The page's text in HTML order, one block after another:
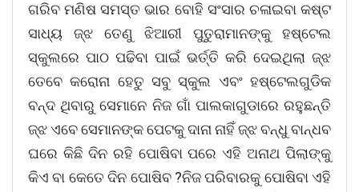
ଗରିବ ମଣିଷ ସମସ୍ତ ଭାର ବୋହି ସଂସାର ଚଳାଇବା କଷ୍ଟ
ସାଧ୍ୟ ଜ୍ଝ ତେଣୁ ଝିଆରୀ ପୁତୁରାମାନଙ୍କୁ ହଷ୍ଟେଲ
ସ୍କୁଲରେ ପାଠ ପଢିବା ପାଇଁ ଭର୍ତ୍ତି କରି ଦେଇଥିଲା ଜ୍ଝ
ତେବେ କରୋନା ହେତୁ ସବୁ ସ୍କୁଲ ଏବଂ ହଷ୍ଟେଲଗୁଡିକ
ବନ୍ଦ ଥିବାରୁ ସେମାନେ ନିଜ ଗାଁ ପାଲକାଗୁଡାରେ ରହୁଛନ୍ତି
ଜ୍ଝ ଏବେ ସେମାନଙ୍କ ପେଟକୁ ଦାନା ନାହିଁ ଜ୍ଝ ବନ୍ଧୁ ବାନ୍ଧବ
ଘରେ କିଛି ଦିନ ରହି ପୋଷିବା ପରେ ଏହି ଅନାଥ ପିଲାଙ୍କୁ
କିଏ ବା କେତେ ଦିନ ପୋଷିବ ?ନିଜ ପରିବାରକୁ ପୋଷିବା ଏହି